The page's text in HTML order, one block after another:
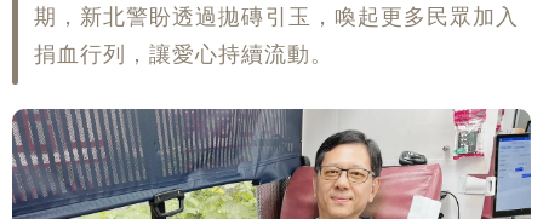
期，新北警盼透過拋磚引玉，喚起更多民眾加入
捐血行列，讓愛心持續流動。